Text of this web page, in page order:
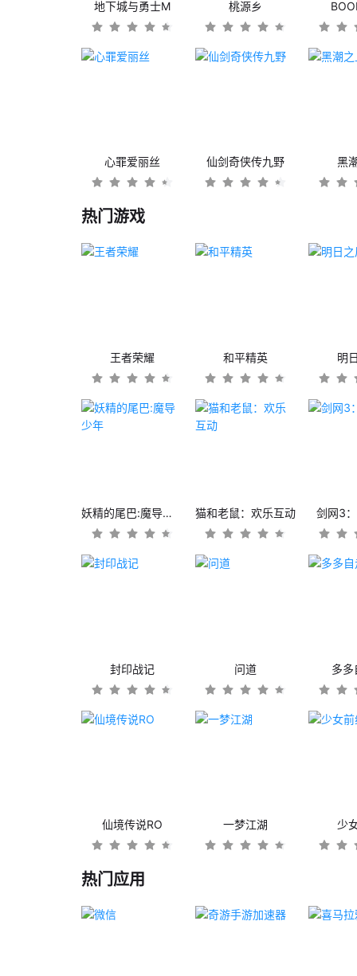
地下城与勇士M 桃源乡
心罪爱丽丝 仙剑奇侠传九野 黑
热门游戏
王者荣耀 和平精英 明
妖精的尾巴:魔导少年 猫和老鼠：欢乐互动 剑网3
封印战记 问道 多多
仙境传说RO 一梦江湖 少
热门应用